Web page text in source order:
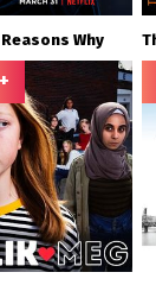
Reasons Why
+